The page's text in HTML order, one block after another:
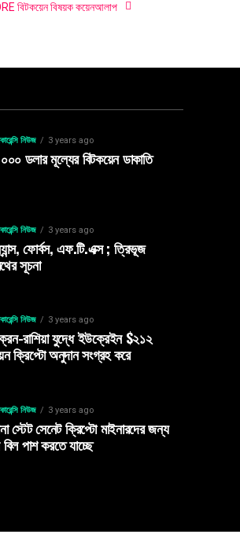
বিটকয়েন বিষয়ক কয়েনআলাপ
নিউজ 3 years ago
ডলার মূল্যের বিটকয়েন ডাকাতি
নিউজ 3 years ago
ফোর্বস, এফ.টি.এক্স ; ত্রিভূজ
সূচনা
নিউজ 3 years ago
রাশিয়া যুদ্ধে ইউক্রেইন $২১২
ক্রিপ্টো অনুদান সংগ্রহ করে
নিউজ 3 years ago
স্টেট সেনেট ক্রিপ্টো মাইনারদের জন্য
পাশ করতে যাচ্ছে